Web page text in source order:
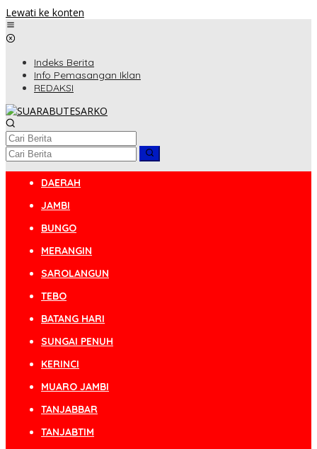
Lewati ke konten
Indeks Berita
Info Pemasangan Iklan
REDAKSI
DAERAH
JAMBI
BUNGO
MERANGIN
SAROLANGUN
TEBO
BATANG HARI
SUNGAI PENUH
KERINCI
MUARO JAMBI
TANJABBAR
TANJABTIM